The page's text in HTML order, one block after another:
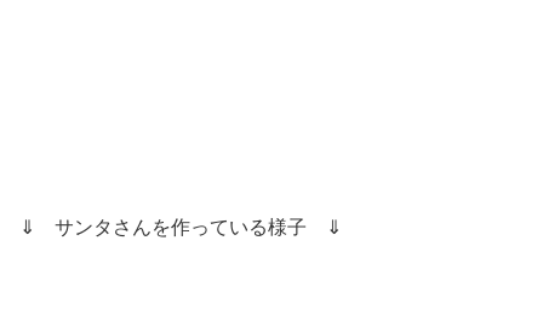
⇓ サンタさんを作っている様子 ⇓